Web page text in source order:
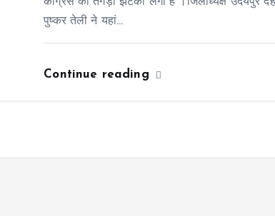
पुष्कर तेली ने यहां…
Continue reading